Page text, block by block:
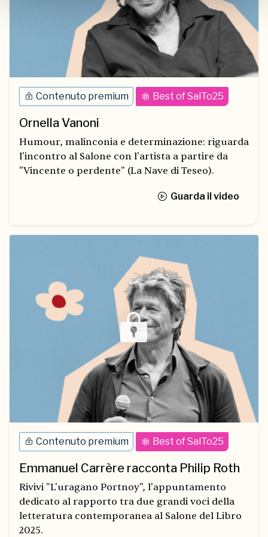
Contenuto premium Best of SalTo25
Ornella Vanoni
Humour, malinconia e determinazione: riguarda
l'incontro al Salone con l'artista a partire da
"Vincente o perdente" (La Nave di Teseo).
Guarda il video
Contenuto premium Best of SalTo25
Emmanuel Carrère racconta Philip Roth
Rivivi "L'uragano Portnoy", l'appuntamento
dedicato al rapporto tra due grandi voci della
letteratura contemporanea al Salone del Libro
2025.